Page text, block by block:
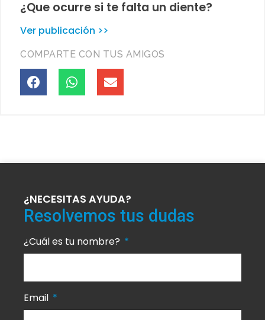
¿Que ocurre si te falta un diente?
Ver publicación >>
COMPARTE CON TUS AMIGOS
¿NECESITAS AYUDA?
Resolvemos tus dudas
¿Cuál es tu nombre?
Email